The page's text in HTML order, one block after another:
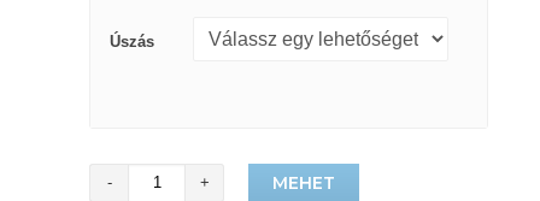
Úszás
Helyek
MEHET